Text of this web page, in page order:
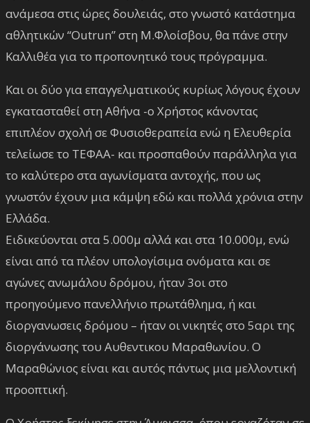
ανάμεσα στις ώρες δουλειάς, στο γνωστό κατάστημα
αθλητικών “Outrun” στη Μ.Φλοίσβου, θα πάνε στην
Καλλιθέα για το προπονητικό τους πρόγραμμα.
Και οι δύο για επαγγελματικούς κυρίως λόγους έχουν
εγκατασταθεί στη Αθήνα -ο Χρήστος κάνοντας
επιπλέον σχολή σε Φυσιοθεραπεία ενώ η Ελευθερία
τελείωσε το ΤΕΦΑΑ- και προσπαθούν παράλληλα για
το καλύτερο στα αγωνίσματα αντοχής, που ως
γνωστόν έχουν μια κάμψη εδώ και πολλά χρόνια στην
Ελλάδα.
Ειδικεύονται στα 5.000μ αλλά και στα 10.000μ, ενώ
είναι από τα πλέον υπολογίσιμα ονόματα και σε
αγώνες ανωμάλου δρόμου, ήταν 3οι στο
προηγούμενο πανελλήνιο πρωτάθλημα, ή και
διοργανωσεις δρόμου – ήταν οι νικητές στο 5αρι της
διοργάνωσης του Αυθεντικου Μαραθωνίου. Ο
Μαραθώνιος είναι και αυτός πάντως μια μελλοντική
προοπτική.